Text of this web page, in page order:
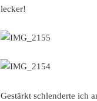
lecker!
Gestärkt schlenderte ich